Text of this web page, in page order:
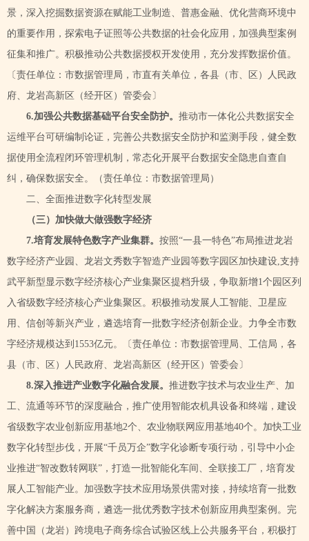
景，深入挖掘数据资源在赋能工业制造、普惠金融、优化营商环境中
的重要作用，探索电子证照等公共数据的社会化应用，加强典型案例
征集和推广。积极推动公共数据授权开发使用，充分发挥数据价值。
〔责任单位：市数据管理局，市直有关单位，各县（市、区）人民政
府、龙岩高新区（经开区）管委会〕
6.加强公共数据基础平台安全防护。 推动市一体化公共数据安全
运维平台可研编制论证，完善公共数据安全防护和监测手段，健全数
据使用全流程闭环管理机制，常态化开展平台数据安全隐患自查自
纠，确保数据安全。（责任单位：市数据管理局）
二、全面推进数字化转型发展
（三）加快做大做强数字经济
7.培育发展特色数字产业集群。 按照“一县一特色”布局推进龙岩
数字经济产业园、 龙岩文秀数字智造产业园 等数字园区加快建设 ,支持
武平新型显示数字经济核心产业集聚区提档升级，争取新增1个园区列
入省级数字经济核心产业集聚区。积极推动发展人工智能、卫星应
用、信创等新兴产业，遴选培育一批数字经济创新企业。力争全市数
字经济规模达到1553亿元。
〔责任单位：市数据管理局、工信局，各
县（市、区）人民政府、龙岩高新区（经开区）管委会〕
8.深入推进产业数字化融合发展。 推进数字技术与农业生产、加
工、流通等环节的深度融合，推广使用智能农机具设备和终端，建设
省级数字农业创新应用基地2个、农业物联网应用基地40个。加快工业
数字化转型步伐，开展“千员万企”数字化诊断专项行动，引导中小企
业推进“智改数转网联”，打造一批智能化车间、全联接工厂，培育发
展人工智能产业。加强数字技术应用场景供需对接，持续培育一批数
字化解决方案服务商，遴选一批优秀数字技术创新应用典型案例。完
善中国（龙岩）跨境电子商务综合试验区线上公共服务平台，积极打